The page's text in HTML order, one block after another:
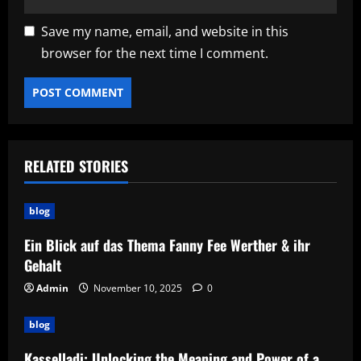
Save my name, email, and website in this
browser for the next time I comment.
RELATED STORIES
blog
Ein Blick auf das Thema Fanny Fee Werther & ihr
Gehalt
Admin November 10, 2025 0
blog